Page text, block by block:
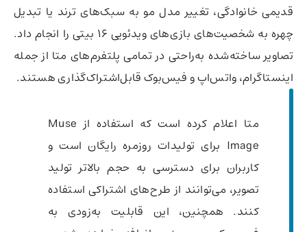
قدیمی خانوادگی، تغییر مدل مو به سبک‌های ترند یا تبدیل
چهره به شخصیت‌های بازی‌های ویدئویی ۱۶ بیتی را انجام داد.
تصاویر ساخته‌شده به‌راحتی در تمامی پلتفرم‌های متا از جمله
اینستاگرام، واتس‌اپ و فیس‌بوک قابل‌اشتراک‌گذاری هستند.
متا اعلام کرده است که استفاده از Muse
Image برای تولیدات روزمره رایگان است و
کاربران برای دسترسی به حجم بالاتر تولید
تصویر، می‌توانند از طرح‌های اشتراکی استفاده
کنند. همچنین، این قابلیت به‌زودی به